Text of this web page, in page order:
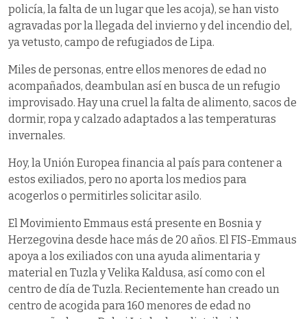
policía, la falta de un lugar que les acoja), se han visto
agravadas por la llegada del invierno y del incendio del,
ya vetusto, campo de refugiados de Lipa.
Miles de personas, entre ellos menores de edad no
acompañados, deambulan así en busca de un refugio
improvisado. Hay una cruel la falta de alimento, sacos de
dormir, ropa y calzado adaptados a las temperaturas
invernales.
Hoy, la Unión Europea financia al país para contener a
estos exiliados, pero no aporta los medios para
acogerlos o permitirles solicitar asilo.
El Movimiento Emmaus está presente en Bosnia y
Herzegovina desde hace más de 20 años. El FIS-Emmaus
apoya a los exiliados con una ayuda alimentaria y
material en Tuzla y Velika Kaldusa, así como con el
centro de día de Tuzla. Recientemente han creado un
centro de acogida para 160 menores de edad no